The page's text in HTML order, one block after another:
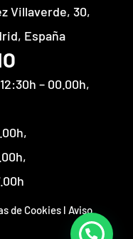
Villaverde, 30,
España
– 00.00h,
de Cookies l Aviso